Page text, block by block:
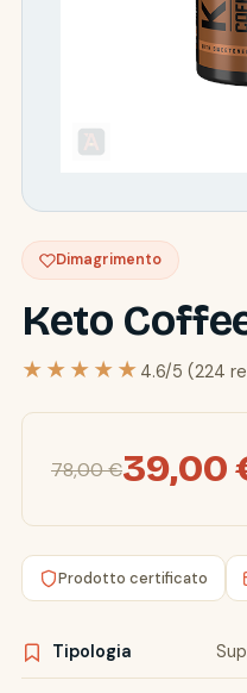
Dimagrimento
Keto
★★★★★ 4.6/5 (224
78,00 €39,00
Prodotto certificato
Tipologia